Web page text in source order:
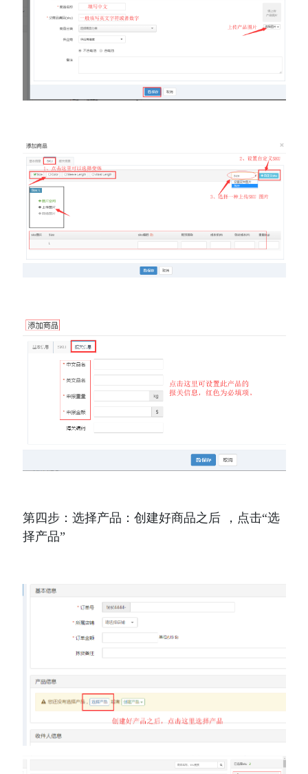
第四步：选择产品：创建好商品之后 ，点击“选
择产品”